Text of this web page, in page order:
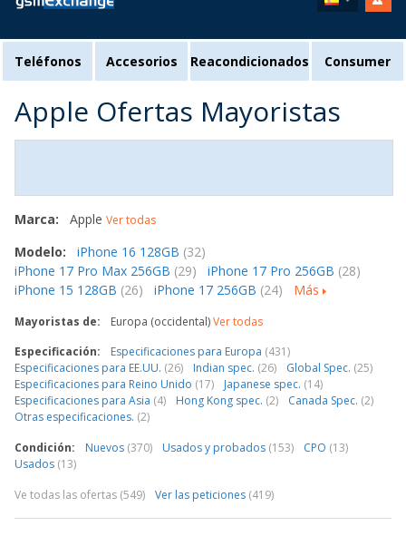
Teléfonos Accesorios Reacondicionados Consumer
Apple Ofertas Mayoristas
Marca: Apple Ver todas
Modelo: iPhone 16 128GB (32)
iPhone 17 Pro Max 256GB (29) iPhone 17 Pro 256GB (28)
iPhone 15 128GB (26) iPhone 17 256GB (24) Más
Mayoristas de: Europa (occidental)Ver todas
Especificación:
Especificaciones para Europa (431)
Especificaciones para EE.UU. (26) Indian spec. (26) Global Spec. (25)
Especificaciones para Reino Unido (17) Japanese spec. (14)
Especificaciones para Asia (4) Hong Kong spec. (2) Canada Spec. (2)
Otras especificaciones. (2)
Condición:
Nuevos (370) Usados y probados (153) CPO (13)
Usados (13)
Ve todas las ofertas (549)
Ver las peticiones (419)